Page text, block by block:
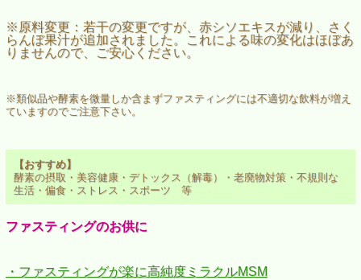
※原料変更：若干の変更ですが、赤シソエキスが減り、さく
らんぼ果汁が追加されました。これによる味の変化はほぼあ
りませんので、ご安心ください。
※類似品や酵素を微量しか含まずファスティングには不適切な飲料が増え
ていますのでご注意下さい。
【おすすめ】
酵素の摂取・美容健康・デトックス（解毒）・老廃物対策・不規則な
生活・偏食・ストレス・スポーツ 等
ファスティングのお供に
・ファスティングが楽に高純度ミラクルMSM